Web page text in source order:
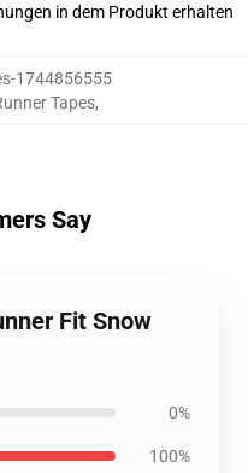
in dem Produkt erhalten
1744856555
Tapes,
Say
Fit Snow
0%
100%